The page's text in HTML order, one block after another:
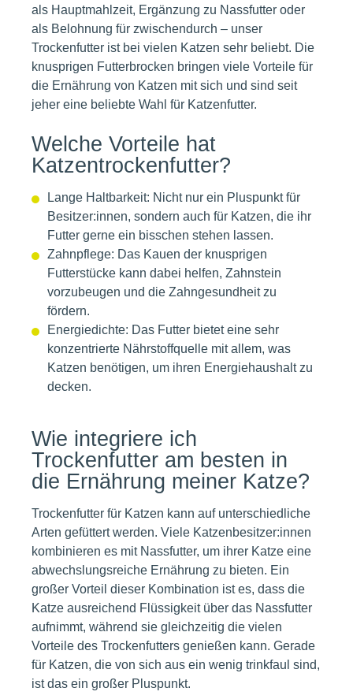
als Hauptmahlzeit, Ergänzung zu Nassfutter oder
als Belohnung für zwischendurch – unser
Trockenfutter ist bei vielen Katzen sehr beliebt. Die
knusprigen Futterbrocken bringen viele Vorteile für
die Ernährung von Katzen mit sich und sind seit
jeher eine beliebte Wahl für Katzenfutter.
Welche Vorteile hat
Katzentrockenfutter?
Lange Haltbarkeit: Nicht nur ein Pluspunkt für
Besitzer:innen, sondern auch für Katzen, die ihr
Futter gerne ein bisschen stehen lassen.
Zahnpflege: Das Kauen der knusprigen
Futterstücke kann dabei helfen, Zahnstein
vorzubeugen und die Zahngesundheit zu
fördern.
Energiedichte: Das Futter bietet eine sehr
konzentrierte Nährstoffquelle mit allem, was
Katzen benötigen, um ihren Energiehaushalt zu
decken.
Wie integriere ich
Trockenfutter am besten in
die Ernährung meiner Katze?
Trockenfutter für Katzen kann auf unterschiedliche
Arten gefüttert werden. Viele Katzenbesitzer:innen
kombinieren es mit Nassfutter, um ihrer Katze eine
abwechslungsreiche Ernährung zu bieten. Ein
großer Vorteil dieser Kombination ist es, dass die
Katze ausreichend Flüssigkeit über das Nassfutter
aufnimmt, während sie gleichzeitig die vielen
Vorteile des Trockenfutters genießen kann. Gerade
für Katzen, die von sich aus ein wenig trinkfaul sind,
ist das ein großer Pluspunkt.